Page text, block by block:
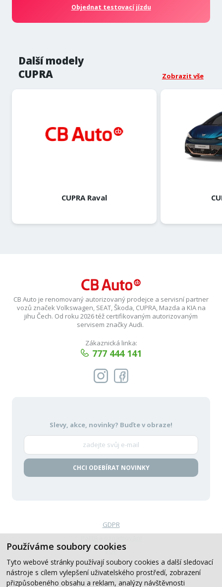
Používáme soubory cookies
Tyto webové stránky používají soubory cookies a další sledovací
nástroje s cílem vylepšení uživatelského prostředí, zobrazení
přizpůsobeného obsahu a reklam, analýzy návštěvnosti
Objednat testovací jízdu
Další modely
CUPRA
Zobrazit vše
CUPRA Raval
CB Auto je renomovaný autorizovaný prodejce a servisní partner
vozů značek Volkswagen, SEAT, Škoda, CUPRA, Mazda a KIA na
jihu Čech. Od roku 2026 též certifikovaným autorizovaným
servisem značky Audi.
Zákaznická linka:
777 444 141
Slevy, akce, novinky? Buďte v obraze!
CHCI ODEBÍRAT NOVINKY
GDPR
VOP
Created by